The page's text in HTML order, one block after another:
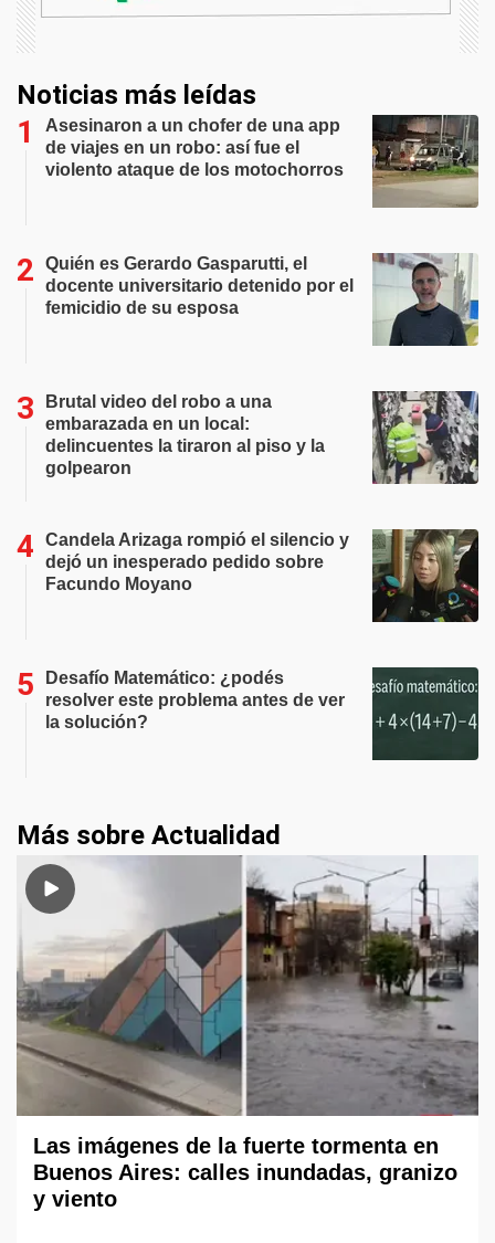
Noticias más leídas
Asesinaron a un chofer de una app
de viajes en un robo: así fue el
violento ataque de los motochorros
Quién es Gerardo Gasparutti, el
docente universitario detenido por el
femicidio de su esposa
Brutal video del robo a una
embarazada en un local:
delincuentes la tiraron al piso y la
golpearon
Candela Arizaga rompió el silencio y
dejó un inesperado pedido sobre
Facundo Moyano
Desafío Matemático: ¿podés
resolver este problema antes de ver
la solución?
Más sobre Actualidad
Las imágenes de la fuerte tormenta en
Buenos Aires: calles inundadas, granizo
y viento